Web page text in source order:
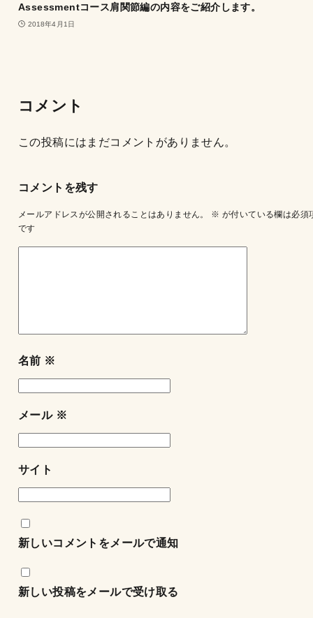
Assessmentコース肩関節編の内容をご紹介します。
2018年4月1日
コメント
この投稿にはまだコメントがありません。
コメントを残す
メールアドレスが公開されることはありません。 ※ が付いている欄は必須
です
名前 ※
メール ※
サイト
新しいコメントをメールで通知
新しい投稿をメールで受け取る